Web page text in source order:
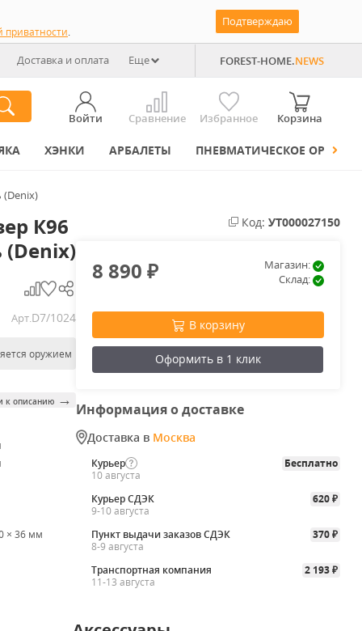
приватности.
Подтверждаю
Доставка и оплата Еще FOREST-HOME.NEWS
Войти Сравнение Избранное Корзина
ХЭНКИ АРБАЛЕТЫ ПНЕВМАТИЧЕСКОЕ ОРУЖИЕ
(Denix)
К96
(Denix)
Арт.D7/1024
оружием
к описанию →
× 36 мм
Код: УТ000027150
8 890₽
Магазин:
Склад:
В корзину
Оформить в 1 клик
Информация о доставке
Доставка в Москва
Курьер
Бесплатно
10 августа
Курьер СДЭК
620 ₽
9-10 августа
Пункт выдачи заказов СДЭК
370 ₽
8-9 августа
Транспортная компания
2 193 ₽
11-13 августа